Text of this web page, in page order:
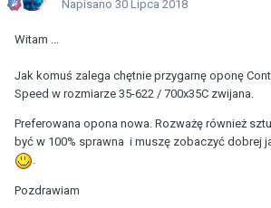
Napisano 30 Lipca 2018
Witam ...
Jak komuś zalega chętnie przygarnę oponę
Speed w rozmiarze 35-622 / 700x35C zwijana.
Preferowana opona nowa. Rozważę również
być w 100% sprawna i muszę zobaczyć dobrej
.
Pozdrawiam